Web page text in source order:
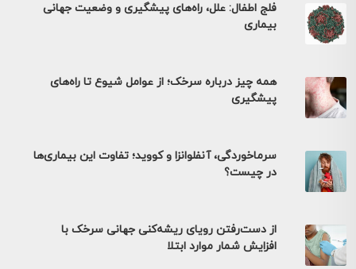
فلج اطفال: علل، راه‌های پیشگیری و وضعیت جهانی
بیماری
همه چیز درباره سرخک؛ از عوامل شیوع تا راه‌های
پیشگیری
سرماخوردگی، آنفلوانزا و کووید؛ تفاوت این بیماری‌ها
در چیست؟
از دست‌رفتن رویای ریشه‌کنی جهانی سرخک با
افزایش شمار موارد ابتلا